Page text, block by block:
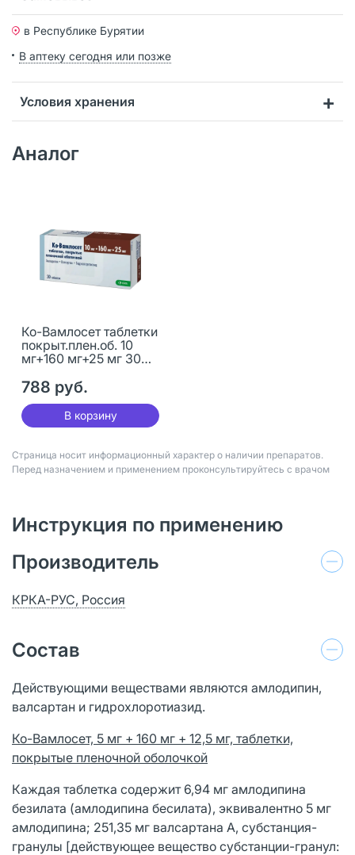
в Республике Бурятии
В аптеку сегодня или позже
Условия хранения
Аналог
Ко-Вамлосет таблетки
покрыт.плен.об. 10
мг+160 мг+25 мг 30
788 руб.
В корзину
Страница носит информационный характер о наличии препаратов.
Перед назначением и применением проконсультируйтесь с врачом
Инструкция по применению
Производитель
КРКА-РУС, Россия
Состав
Действующими веществами являются амлодипин,
валсартан и гидрохлоротиазид.
Ко-Вамлосет, 5 мг + 160 мг + 12,5 мг, таблетки,
покрытые пленочной оболочкой
Каждая таблетка содержит 6,94 мг амлодипина
безилата (амлодипина бесилата), эквивалентно 5 мг
амлодипина; 251,35 мг валсартана А, субстанция-
гранулы [действующее вещество субстанции-гранул: